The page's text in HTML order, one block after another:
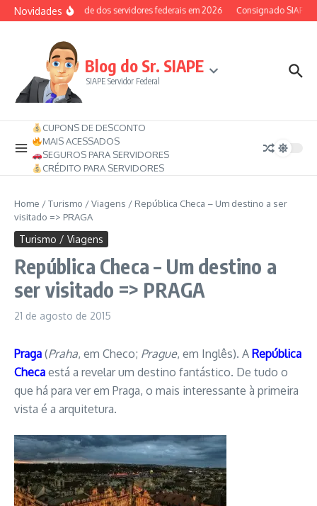
Ir para o conteúdo
Novidades
Auxílio-saúde dos servidores federais em 2026 Consignado SIAPE
Blog do Sr. SIAPE
SIAPE Servidor Federal
CUPONS DE DESCONTO
MAIS ACESSADOS
SEGUROS PARA SERVIDORES
CRÉDITO PARA SERVIDORES
Home /Turismo / Viagens / República Checa – Um destino a ser
visitado => PRAGA
Turismo / Viagens
República Checa – Um destino a
ser visitado => PRAGA
21 de agosto de 2015
Praga (Praha, em Checo; Prague, em Inglês). A República
Checa está a revelar um destino fantástico. De tudo o
que há para ver em Praga, o mais interessante à primeira
vista é a arquitetura.